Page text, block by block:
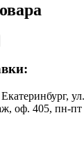
оф. 405, пн-пт